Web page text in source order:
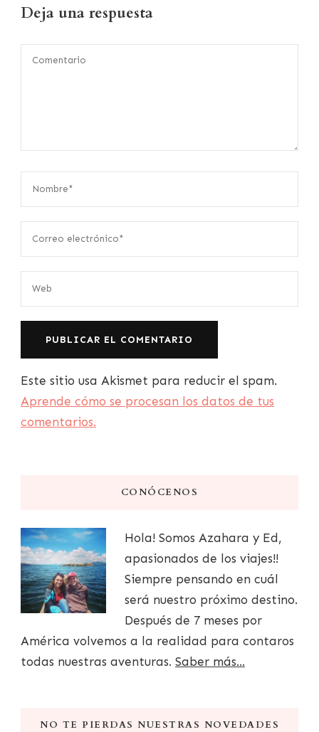
Deja una respuesta
Este sitio usa Akismet para reducir el spam.
Aprende cómo se procesan los datos de tus
comentarios.
CONÓCENOS
Hola! Somos Azahara y Ed,
apasionados de los viajes!!
Siempre pensando en cuál
será nuestro próximo destino.
Después de 7 meses por
América volvemos a la realidad para contaros
todas nuestras aventuras. Saber más...
NO TE PIERDAS NUESTRAS NOVEDADES